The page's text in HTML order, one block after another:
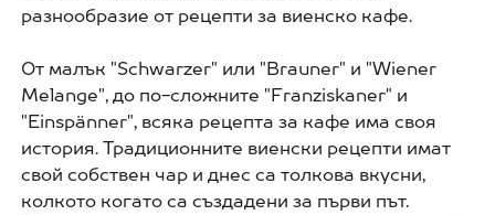
разнообразие от рецепти за виенско кафе.
От малък "Schwarzer" или "Brauner" и "Wiener
Melange", до по-сложните "Franziskaner" и
"Einspänner", всяка рецепта за кафе има своя
история. Традиционните виенски рецепти имат
свой собствен чар и днес са толкова вкусни,
колкото когато са създадени за първи път.